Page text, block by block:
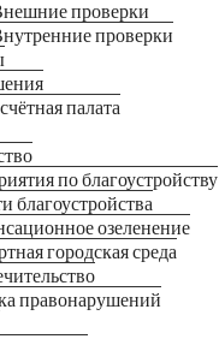
проверки
проверки
палата
по благоустройству
благоустройства
озеленение
городская среда
правонарушений